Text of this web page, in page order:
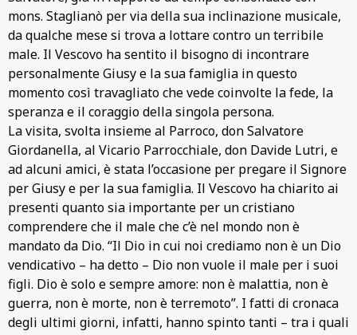
mons. Staglianò per via della sua inclinazione musicale,
da qualche mese si trova a lottare contro un terribile
male. Il Vescovo ha sentito il bisogno di incontrare
personalmente Giusy e la sua famiglia in questo
momento così travagliato che vede coinvolte la fede, la
speranza e il coraggio della singola persona.
La visita, svolta insieme al Parroco, don Salvatore
Giordanella, al Vicario Parrocchiale, don Davide Lutri, e
ad alcuni amici, è stata l’occasione per pregare il Signore
per Giusy e per la sua famiglia. Il Vescovo ha chiarito ai
presenti quanto sia importante per un cristiano
comprendere che il male che c’è nel mondo non è
mandato da Dio. “Il Dio in cui noi crediamo non è un Dio
vendicativo – ha detto – Dio non vuole il male per i suoi
figli. Dio è solo e sempre amore: non è malattia, non è
guerra, non è morte, non è terremoto”. I fatti di cronaca
degli ultimi giorni, infatti, hanno spinto tanti – tra i quali